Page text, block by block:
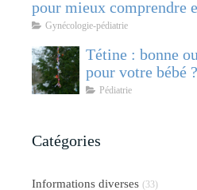
pour mieux comprendre
cette pathologie féminine
Gynécologie-pédiatrie
Tétine : bonne
pour votre bébé ?
Pédiatrie
Catégories
Informations diverses (33)